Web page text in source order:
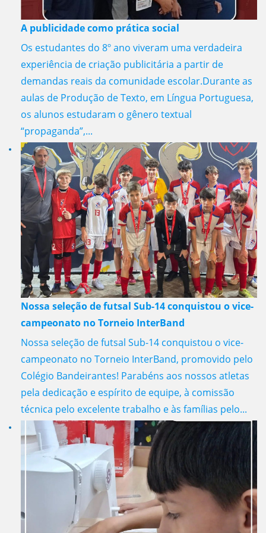
A publicidade como prática social
Os estudantes do 8º ano viveram uma verdadeira
experiência de criação publicitária a partir de
demandas reais da comunidade escolar.Durante as
aulas de Produção de Texto, em Língua Portuguesa,
os alunos estudaram o gênero textual
“propaganda”,...
Nossa seleção de futsal Sub-14 conquistou o vice-
campeonato no Torneio InterBand
Nossa seleção de futsal Sub-14 conquistou o vice-
campeonato no Torneio InterBand, promovido pelo
Colégio Bandeirantes! Parabéns aos nossos atletas
pela dedicação e espírito de equipe, à comissão
técnica pelo excelente trabalho e às famílias pelo...